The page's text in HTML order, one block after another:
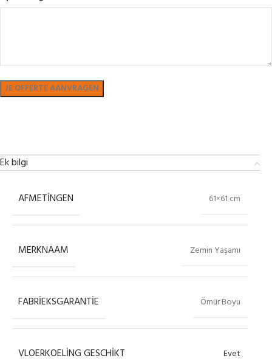
Ek bilgi
AFMETINGEN 61×61 cm
MERKNAAM Zemin Yaşamı
FABRIEKSGARANTIE Ömür Boyu
VLOERKOELING GESCHIKT Evet